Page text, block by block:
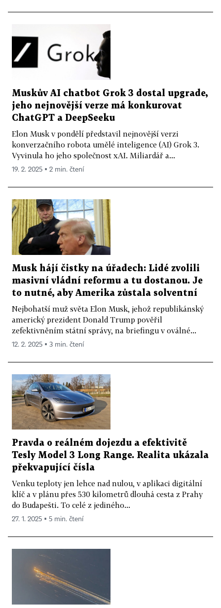
Muskův AI chatbot Grok 3 dostal upgrade,
jeho nejnovější verze má konkurovat
ChatGPT a DeepSeeku
Elon Musk v pondělí představil nejnovější verzi
konverzačního robota umělé inteligence (AI) Grok 3.
Vyvinula ho jeho společnost xAI. Miliardář a...
19. 2. 2025 ▪ 2 min. čtení
Musk hájí čistky na úřadech: Lidé zvolili
masivní vládní reformu a tu dostanou. Je
to nutné, aby Amerika zůstala solventní
Nejbohatší muž světa Elon Musk, jehož republikánský
americký prezident Donald Trump pověřil
zefektivněním státní správy, na briefingu v oválné...
12. 2. 2025 ▪ 3 min. čtení
Pravda o reálném dojezdu a efektivitě
Tesly Model 3 Long Range. Realita ukázala
překvapující čísla
Venku teploty jen lehce nad nulou, v aplikaci digitální
klíč a v plánu přes 530 kilometrů dlouhá cesta z Prahy
do Budapešti. To celé z jediného...
27. 1. 2025 ▪ 5 min. čtení